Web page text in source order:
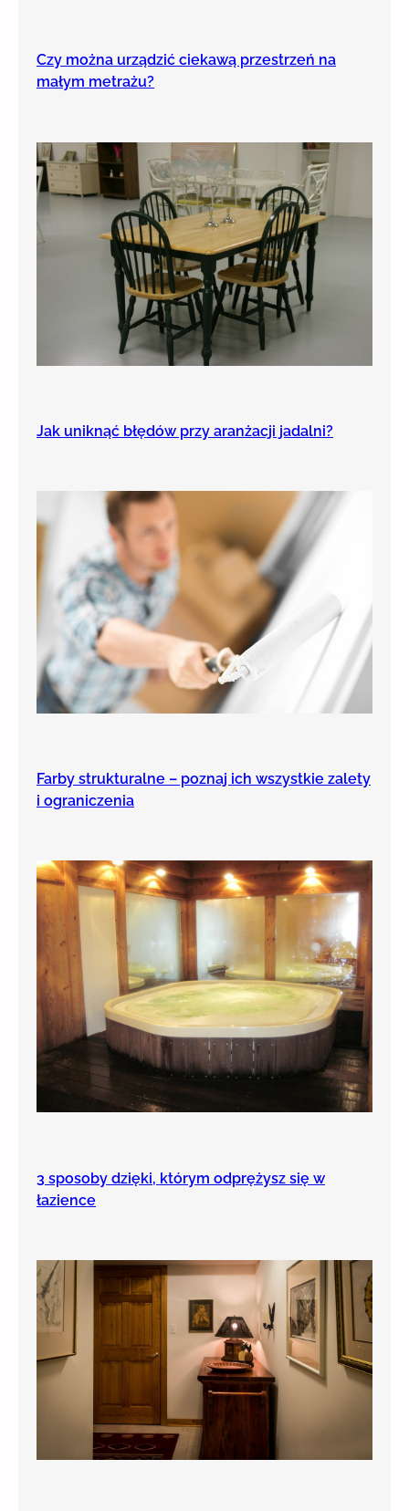
Czy można urządzić ciekawą przestrzeń na
małym metrażu?
Jak uniknąć błędów przy aranżacji jadalni?
Farby strukturalne – poznaj ich wszystkie zalety
i ograniczenia
3 sposoby dzięki, którym odprężysz się w
łazience